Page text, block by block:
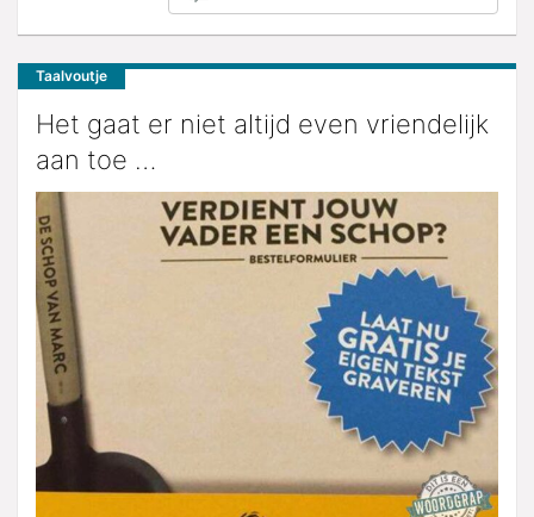
Taalvoutje
Het gaat er niet altijd even vriendelijk
aan toe …